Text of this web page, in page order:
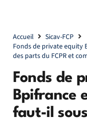
Accueil
Sicav-FCP
Fonds de private equity
des parts du FCPR et
Fonds de
Bpifrance
faut-il